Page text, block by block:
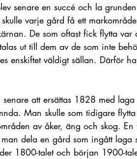
senare en succé och la
skulle varje gård få ett
De som oftast fick flytta
ut till dem av de som inte
enskiftet väldigt sällan. Därför
senare att ersättas 1828 med
Man skulle som tidigare
av åker, äng och skog.
dela en gård som ingått laga
1800-talet och början 1900-